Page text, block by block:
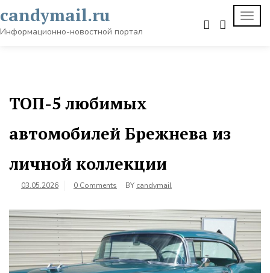
to
content
candymail.ru
Информационно-новостной портал
ТОП-5 любимых
автомобилей Брежнева из
личной коллекции
03.05.2026 0 Comments BY candymail